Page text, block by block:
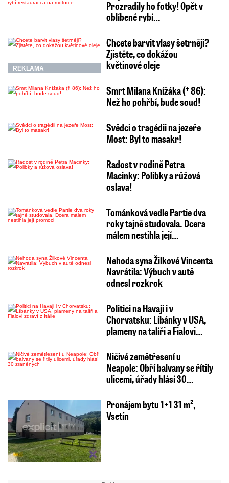
Prozradily ho fotky! Opět v
oblíbené rybí…
REKLAMA
Chcete barvit vlasy šetrněji?
Zjistěte, co dokážou
květinové oleje
Smrt Milana Knížáka († 86):
Než ho pohřbí, bude soud!
Svědci o tragédii na jezeře
Most: Byl to masakr!
Radost v rodině Petra
Macinky: Polibky a růžová
oslava!
Tománková vedle Partie dva
roky tajně studovala. Dcera
málem nestihla její…
Nehoda syna Žilkové Vincenta
Navrátila: Výbuch v autě
odnesl rozkrok
Politici na Havaji i v
Chorvatsku: Líbánky v USA,
plameny na talíři a Fialovi…
Ničivé zemětřesení u
Neapole: Obří balvany se řítily
ulicemi, úřady hlásí 30…
Pronájem bytu 1+1 31 m²,
Vsetín